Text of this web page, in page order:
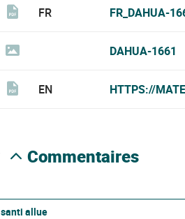
FR FR_DAHUA-
DAHUA-1661
EN HTTPS://
commentaires
santi allue